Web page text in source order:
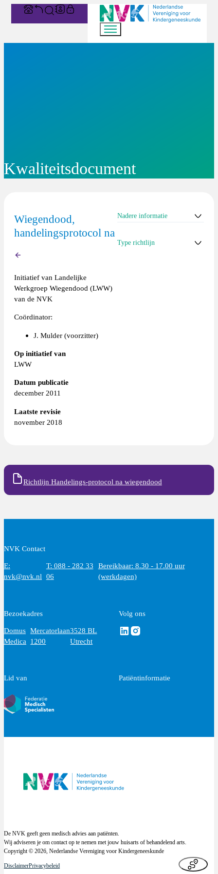
Kwaliteitsdocument
Wiegendood,
handelingsprotocol na
Initiatief van Landelijke
Werkgroep Wiegendood (LWW)
van de NVK
Coördinator:
J. Mulder (voorzitter)
Op initiatief van
LWW
Datum publicatie
december 2011
Laatste revisie
november 2018
Nadere informatie
>>Naar de startpagina van
Type richtlijn
Richtlijn Handelings-protocol na wiegendood
NVK Contact
E:
nvk@nvk.nl
T: 088 - 282 33
06
Bereikbaar: 8.30 - 17.00 uur
(werkdagen)
Bezoekadres
Domus
Medica
Mercatorlaan
1200
3528 BL
Utrecht
Volg ons
Volg ons via Linkedin
Volg ons via Instagram
Lid van Patiëntinformatie
De NVK geeft geen medisch advies aan patiënten.
Wij adviseren je om contact op te nemen met jouw huisarts of behandelend arts.
Copyright © 2026, Nederlandse Vereniging voor Kindergeneeskunde
DisclaimerPrivacybeleid